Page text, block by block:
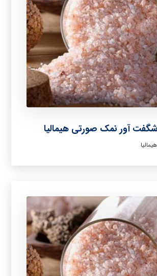
آور نمک صورتی هیمالیا